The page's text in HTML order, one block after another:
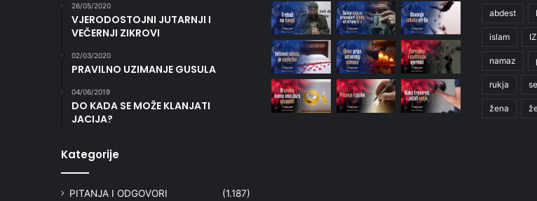
26/05/2020
VJERODOSTOJNI JUTARNJI I
VEČERNJI ZIKROVI
02/03/2020
PRAVILNO UZIMANJE GUSULA
04/06/2019
DO KADA SE MOŽE KLANJATI
JACIJA?
Kategorije
PITANJA I ODGOVORI (1.187)
abdest
islam IZ
namaz
rukja
žena